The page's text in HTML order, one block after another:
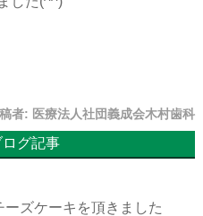
者: 医療法人社団義成会木村歯科
グ記事
ズケーキを頂きました